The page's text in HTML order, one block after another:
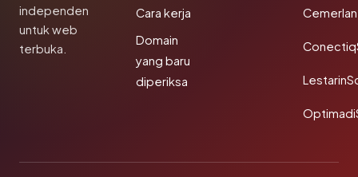
independen
untuk web
terbuka.
Cara kerja
Domain
yang baru
diperiksa